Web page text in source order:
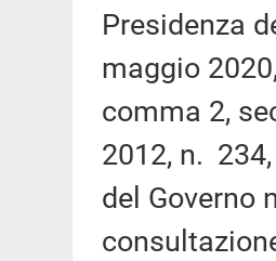
Presidenza
maggio
comma 2,
2012, n.
del Governo